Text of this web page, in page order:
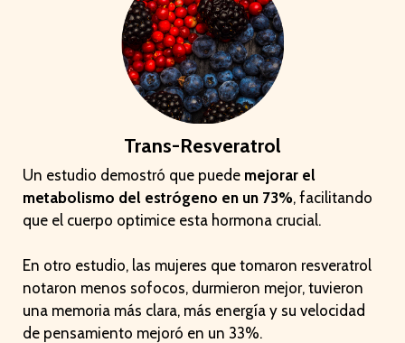
Trans-Resveratrol
Un estudio demostró que puede mejorar el
metabolismo del estrógeno en un 73%, facilitando
que el cuerpo optimice esta hormona crucial.
En otro estudio, las mujeres que tomaron resveratrol
notaron menos sofocos, durmieron mejor, tuvieron
una memoria más clara, más energía y su velocidad
de pensamiento mejoró en un 33%.